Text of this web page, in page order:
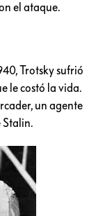
el ataque.
Trotsky sufrió
le costó la vida.
un agente
Stalin.